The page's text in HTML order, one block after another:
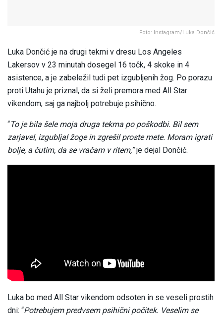
Foto: Instagram/Luka Dončić
Luka Dončić je na drugi tekmi v dresu Los Angeles
Lakersov v 23 minutah dosegel 16 točk, 4 skoke in 4
asistence, a je zabeležil tudi pet izgubljenih žog. Po porazu
proti Utahu je priznal, da si želi premora med All Star
vikendom, saj ga najbolj potrebuje psihično.
“To je bila šele moja druga tekma po poškodbi. Bil sem
zarjavel, izgubljal žoge in zgrešil proste mete. Moram igrati
bolje, a čutim, da se vračam v ritem,”je dejal Dončić.
Luka bo med All Star vikendom odsoten in se veseli prostih
dni: “Potrebujem predvsem psihični počitek. Veselim se